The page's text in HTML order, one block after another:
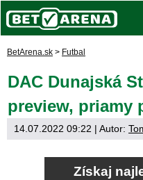
BetArena.sk > Futbal
DAC Dunajská
preview, priamy
14.07.2022 09:22 | Autor:
Získaj